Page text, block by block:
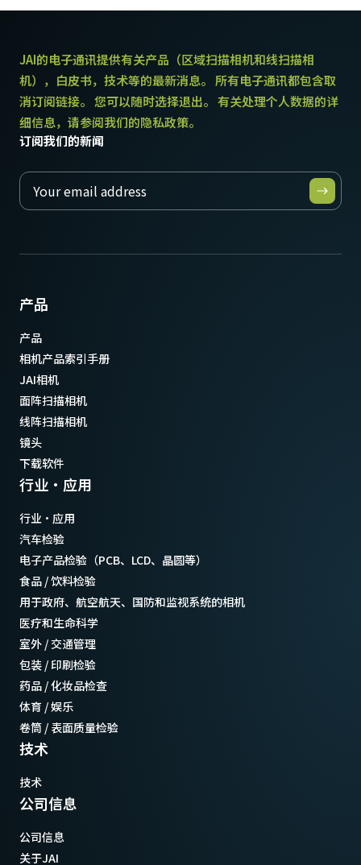
JAI的电子通讯提供有关产品（区域扫描相机和线扫描相
机），白皮书，技术等的最新消息。 所有电子通讯都包含取
消订阅链接。 您可以随时选择退出。 有关处理个人数据的详
细信息，请参阅我们的隐私政策。
订阅我们的新闻
产品
产品
相机产品索引手册
JAI相机
面阵扫描相机
线阵扫描相机
镜头
下载软件
行业·应用
行业·应用
汽车检验
电子产品检验（PCB、LCD、晶圆等）
食品 / 饮料检验
用于政府、航空航天、国防和监视系统的相机
医疗和生命科学
室外 / 交通管理
包装 / 印刷检验
药品 / 化妆品检查
体育 / 娱乐
卷筒 / 表面质量检验
技术
技术
公司信息
公司信息
关于JAI